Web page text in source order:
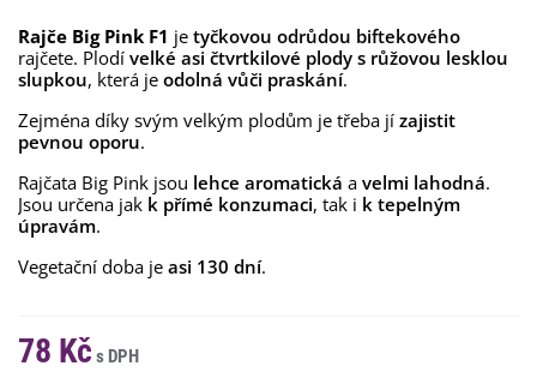
Rajče Big Pink F1 je tyčkovou odrůdou biftekového
rajčete. Plodí velké asi čtvrtkilové plody s růžovou lesklou
slupkou, která je odolná vůči praskání.
Zejména díky svým velkým plodům je třeba jí zajistit
pevnou oporu.
Rajčata Big Pink jsou lehce aromatická a velmi lahodná.
Jsou určena jak k přímé konzumaci, tak i k tepelným
úpravám.
Vegetační doba je asi 130 dní.
78 Kč